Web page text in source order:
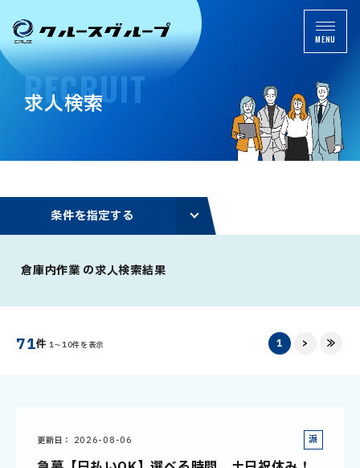
MENU
求人検索
RECRUIT
条件を指定する
倉庫内作業 の求人検索結果
71件 1～10件を表示 1 > ≫
更新日 2026-08-06
派